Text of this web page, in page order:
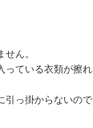
ん。
ている衣類が擦れ
っ掛からないので